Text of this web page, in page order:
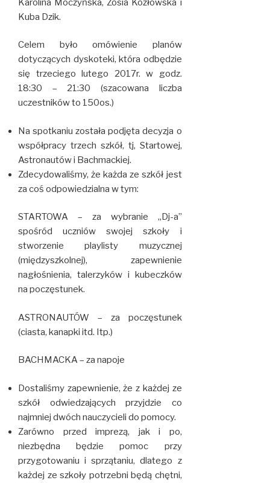
Karolina Moczyńska, Zosia Kozłowska i
Kuba Dzik.
Celem było omówienie planów
dotyczących dyskoteki, która odbędzie
się trzeciego lutego 2017r. w godz.
18:30 – 21:30 (szacowana liczba
uczestników to 150os.)
Na spotkaniu została podjęta decyzja o
współpracy trzech szkół, tj, Startowej,
Astronautów i Bachmackiej.
Zdecydowaliśmy, że każda ze szkół jest
za coś odpowiedzialna w tym:
STARTOWA – za wybranie „Dj-a”
spośród uczniów swojej szkoły i
stworzenie playlisty muzycznej
(międzyszkolnej), zapewnienie
nagłośnienia, talerzyków i kubeczków
na poczęstunek.
ASTRONAUTÓW – za poczęstunek
(ciasta, kanapki itd. Itp.)
BACHMACKA – za napoje
Dostaliśmy zapewnienie, że z każdej ze
szkół odwiedzających przyjdzie co
najmniej dwóch nauczycieli do pomocy.
Zarówno przed imprezą, jak i po,
niezbędna będzie pomoc przy
przygotowaniu i sprzątaniu, dlatego z
każdej ze szkoły potrzebni będą chętni,